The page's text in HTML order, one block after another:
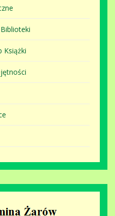
Książki